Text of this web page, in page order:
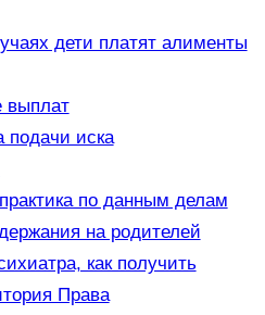
дети платят алименты
выплат
иска
по данным делам
на родителей
как получить
Права